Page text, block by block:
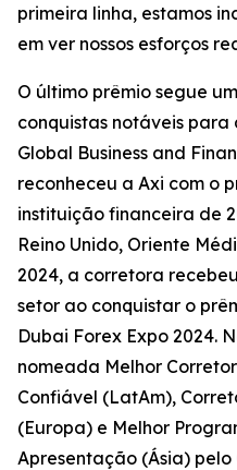
primeira linha, estamos
em ver nossos esforços
O último prêmio segue
conquistas notáveis para
Global Business and
reconheceu a Axi com o
instituição financeira de
Reino Unido, Oriente
2024, a corretora
setor ao conquistar o
Dubai Forex Expo 2024.
nomeada Melhor
Confiável (LatAm),
(Europa) e Melhor
Apresentação (Ásia) pelo